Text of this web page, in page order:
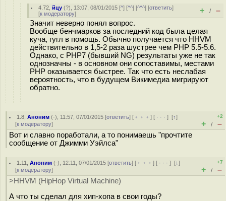
4.72 ,йцу (?), 13:07, 08/01/2015 [^] [^^] [^^^] [ответить]
[к модератору] + / –
Значит неверно понял вопрос.
Вообще бенчмарков за последний код была целая
куча, гугл в помощь. Обычно получается что HHVM
действительно в 1,5-2 раза шустрее чем PHP 5.5-5.6.
Однако, с PHP7 (бывший NG) результаты уже не так
однозначны - в основном они сопоставимы, местами
PHP оказывается быстрее. Так что есть неслабая
вероятность, что в будущем Викимедиа мигрируют
обратно.
1.8 ,Аноним (-), 11:57, 07/01/2015 [ответить] [ ﹢﹢﹢] [ · · ·][↑]
[к модератору]
+2
+ / –
Вот и славно поработали, а то понимаешь "прочтите
сообщение от Джимми Уэйлса"
1.11 ,Аноним (-), 12:11, 07/01/2015 [ответить] [ ﹢﹢﹢] [ · · ·][↓]
[к модератору]
+7
+ / –
>HHVM (HipHop Virtual Machine)
А что ты сделал для хип-хопа в свои годы?